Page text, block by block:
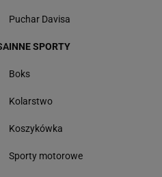
Puchar Davisa
INNE SPORTY
Boks
Kolarstwo
Koszykówka
Sporty motorowe